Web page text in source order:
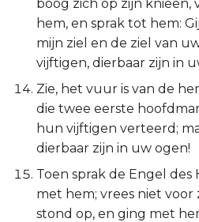
boog zich op zijn knieen,
hem, en sprak tot hem:
mijn ziel en de ziel van
vijftigen, dierbaar zijn in
Zie, het vuur is van de
die twee eerste
hun vijftigen verteerd;
dierbaar zijn in uw ogen!
Toen sprak de Engel des
met hem; vrees niet voor
stond op, en ging met